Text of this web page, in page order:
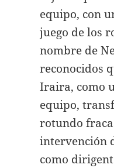
equipo, con
juego de los
nombre de
reconocidos
Iraira, como
equipo,
rotundo
intervención
como